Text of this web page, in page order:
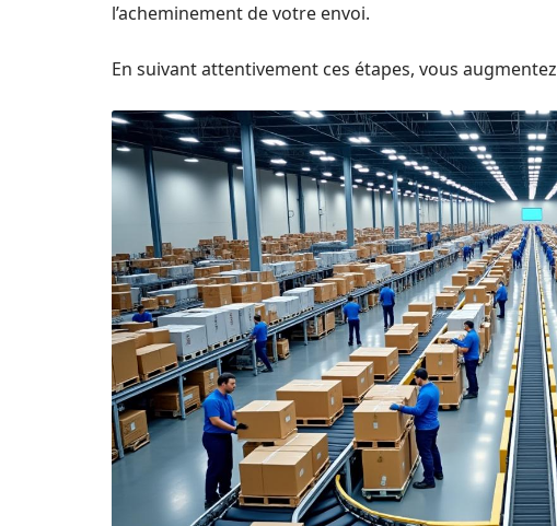
l’acheminement de votre envoi.
En suivant attentivement ces étapes, vous